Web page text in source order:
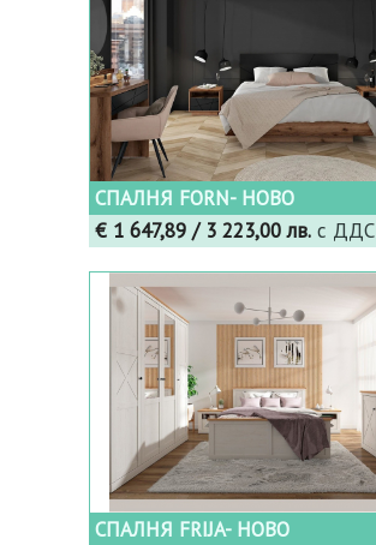
СПАЛНЯ FORN- НОВО
€ 1 647,89 / 3 223,00 лв. с ДДС
СПАЛНЯ FRIJA- НОВО